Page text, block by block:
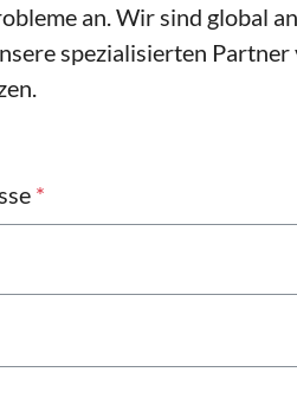
an. Wir sind global an
spezialisierten Partner
*